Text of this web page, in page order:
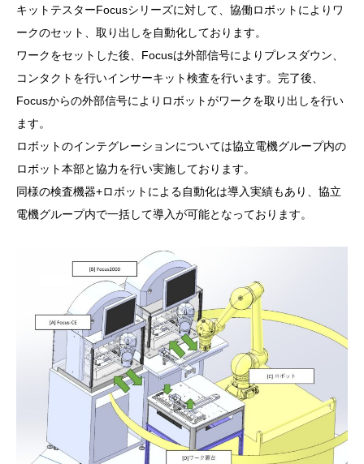
キットテスターFocusシリーズに対して、協働ロボットによりワ
ークのセット、取り出しを自動化しております。
ワークをセットした後、Focusは外部信号によりプレスダウン、
コンタクトを行いインサーキット検査を行います。完了後、
Focusからの外部信号によりロボットがワークを取り出しを行い
ます。
ロボットのインテグレーションについては協立電機グループ内の
ロボット本部と協力を行い実施しております。
同様の検査機器+ロボットによる自動化は導入実績もあり、協立
電機グループ内で一括して導入が可能となっております。